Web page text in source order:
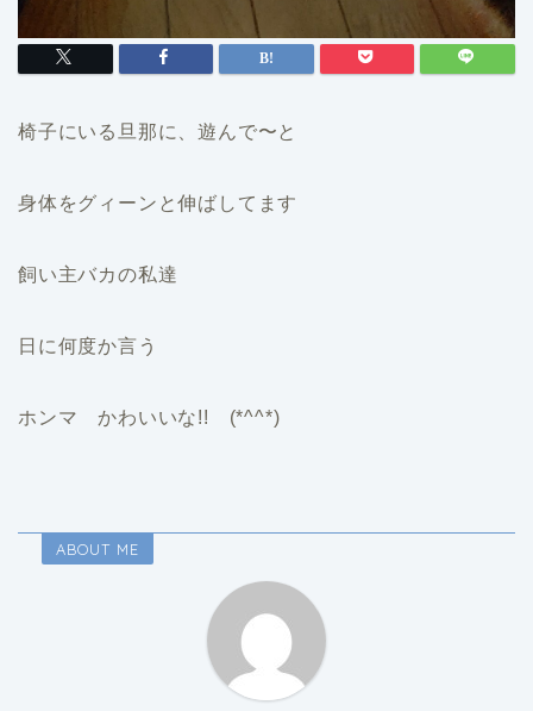
椅子にいる旦那に、遊んで〜と
身体をグィーンと伸ばしてます
飼い主バカの私達
日に何度か言う
ホンマ かわいいな!! (*^^*)
ABOUT ME